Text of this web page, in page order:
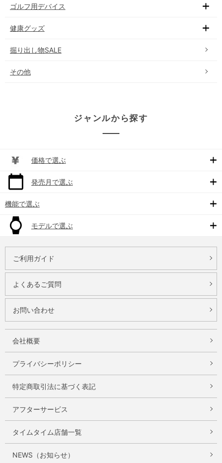
ゴルフ用デバイス
健康グッズ
掘り出し物SALE
その他
ジャンルから探す
価格で選ぶ
発売月で選ぶ
機能で選ぶ
モデルで選ぶ
ご利用ガイド
よくあるご質問
お問い合わせ
会社概要
プライバシーポリシー
特定商取引法に基づく表記
アフターサービス
タイムタイム店舗一覧
NEWS（お知らせ）